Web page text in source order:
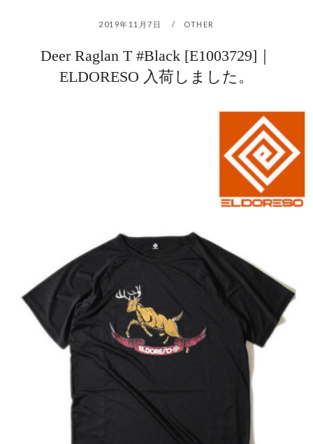
2019年11月7日 OTHER
Deer Raglan T #Black [E1003729]｜
ELDORESO 入荷しました。